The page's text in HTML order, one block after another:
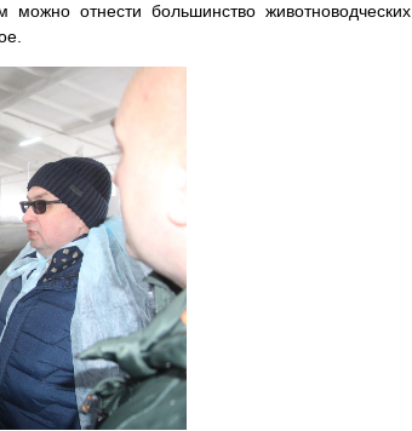
можно отнести большинство животноводческих